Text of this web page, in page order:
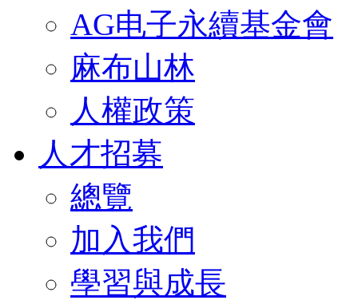
AG电子永續基金會
麻布山林
人權政策
人才招募
總覽
加入我們
學習與成長